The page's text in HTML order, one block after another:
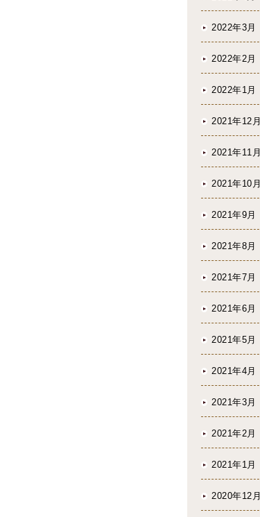
2022年3月
2022年2月
2022年1月
2021年12月
2021年11月
2021年10月
2021年9月
2021年8月
2021年7月
2021年6月
2021年5月
2021年4月
2021年3月
2021年2月
2021年1月
2020年12月